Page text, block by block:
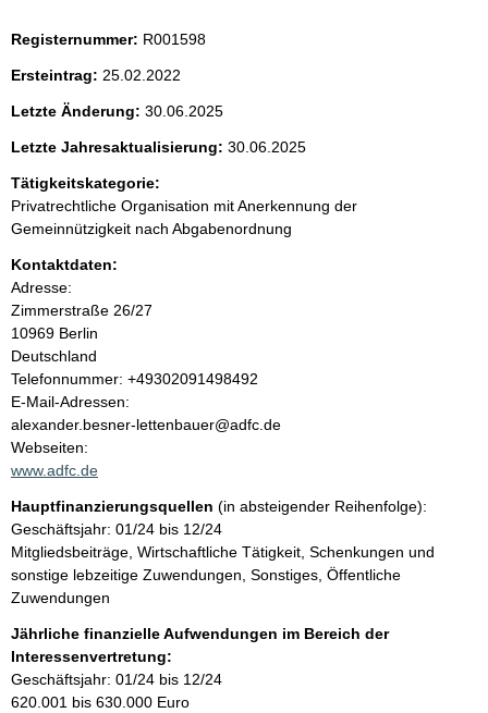
t
e
n
i
n
h
a
l
t
Registernummer: R001598
Ersteintrag: 25.02.2022
Letzte Änderung: 30.06.2025
Letzte Jahresaktualisierung: 30.06.2025
Tätigkeitskategorie:
Privatrechtliche Organisation mit Anerkennung der
Gemeinnützigkeit nach Abgabenordnung
Kontaktdaten:
Adresse:
Zimmerstraße 26/27
10969 Berlin
Deutschland
K
o
n
t
a
t
i
n
f
o
r
m
a
t
Telefonnummer: +49302091498492
E-Mail-Adressen:
alexander.besner-lettenbauer@adfc.de
Webseiten:
www.adfc.de
Hauptfinanzierungsquellen (in absteigender Reihenfolge):
Geschäftsjahr: 01/24 bis 12/24
Mitgliedsbeiträge, Wirtschaftliche Tätigkeit, Schenkungen und
sonstige lebzeitige Zuwendungen, Sonstiges, Öffentliche
Zuwendungen
Jährliche finanzielle Aufwendungen im Bereich der
Interessenvertretung:
Geschäftsjahr: 01/24 bis 12/24
620.001 bis 630.000 Euro